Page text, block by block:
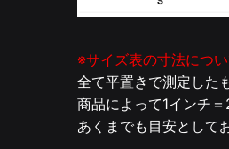
※サイズ表の寸法につ
全て平置きで測定した
商品によって1インチ
あくまでも目安として